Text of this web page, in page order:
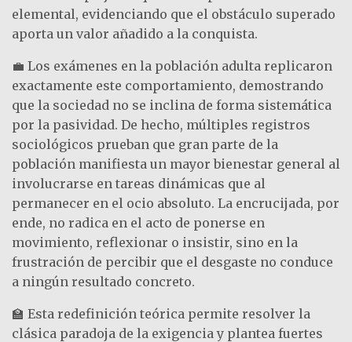
elemental, evidenciando que el obstáculo superado
aporta un valor añadido a la conquista.
💼 Los exámenes en la población adulta replicaron
exactamente este comportamiento, demostrando
que la sociedad no se inclina de forma sistemática
por la pasividad. De hecho, múltiples registros
sociológicos prueban que gran parte de la
población manifiesta un mayor bienestar general al
involucrarse en tareas dinámicas que al
permanecer en el ocio absoluto. La encrucijada, por
ende, no radica en el acto de ponerse en
movimiento, reflexionar o insistir, sino en la
frustración de percibir que el desgaste no conduce
a ningún resultado concreto.
🏫 Esta redefinición teórica permite resolver la
clásica paradoja de la exigencia y plantea fuertes